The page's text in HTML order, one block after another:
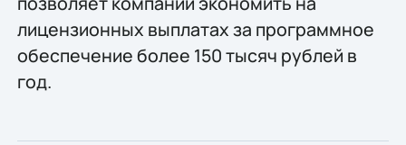
лицензионных выплатах за программное
обеспечение более 150 тысяч рублей в
год.